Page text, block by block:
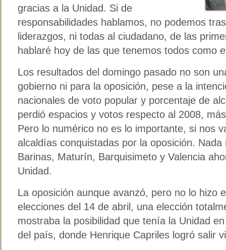
gracias a la Unidad. Si de
responsabilidades hablamos, no podemos
liderazgos, ni todas al ciudadano, de las
hablaré hoy de las que tenemos todos como
Los resultados del domingo pasado no son
gobierno ni para la oposición, pese a la
nacionales de voto popular y porcentaje de
perdió espacios y votos respecto al 2008,
Pero lo numérico no es lo importante, si nos
alcaldías conquistadas por la oposición.
Barinas, Maturín, Barquisimeto y Valencia
Unidad.
La oposición aunque avanzó, pero no lo hizo
elecciones del 14 de abril, una elección
mostraba la posibilidad que tenía la Unidad
del país, donde Henrique Capriles logró salir